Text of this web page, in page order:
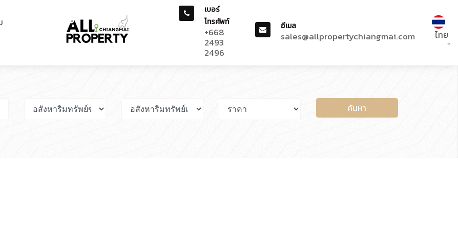
เบอร์
โทรศัพท์
+668
2493
2496
อีเมล
sales@allpropertychiangmai.com ไทย
ค้นหา